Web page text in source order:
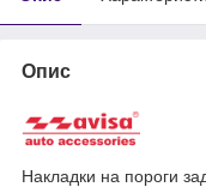
Опис
Накладки на пороги